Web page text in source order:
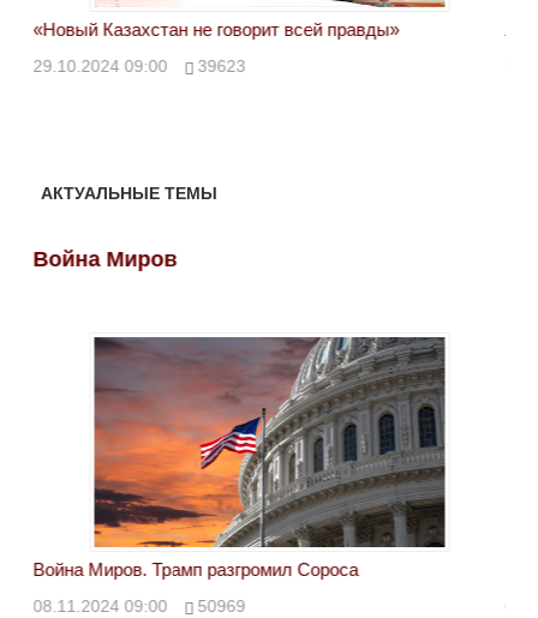
«Новый Казахстан не говорит всей правды»
29.10.2024 09:00 39623
АКТУАЛЬНЫЕ ТЕМЫ
Война Миров
Война Миров. Трамп разгромил Сороса
08.11.2024 09:00 50969